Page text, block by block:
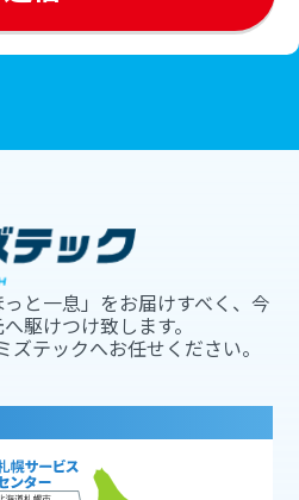
と一息」をお届けすべく、今
駆けつけ致します。
ズテックへお任せください。